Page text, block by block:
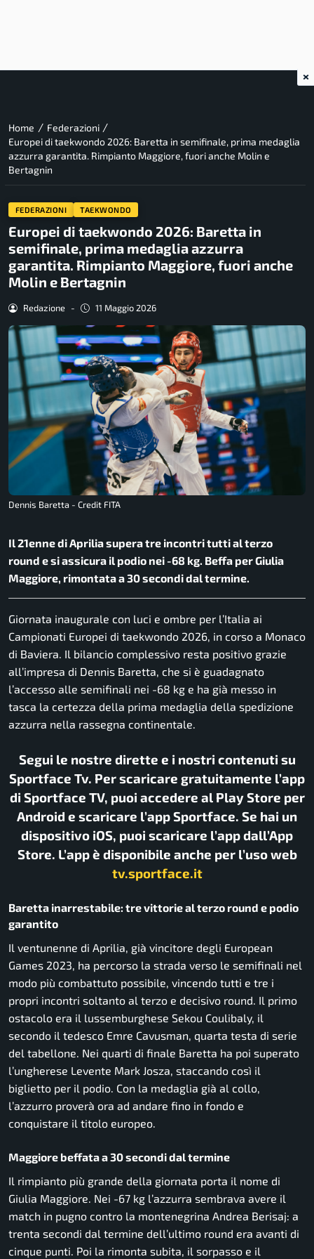
Home / Federazioni /
Europei di taekwondo 2026: Baretta in semifinale, prima medaglia
azzurra garantita. Rimpianto Maggiore, fuori anche Molin e
Bertagnin
FEDERAZIONI TAEKWONDO
Europei di taekwondo 2026: Baretta in
semifinale, prima medaglia azzurra
garantita. Rimpianto Maggiore, fuori anche
Molin e Bertagnin
Redazione - 11 Maggio 2026
Dennis Baretta - Credit FITA
Il 21enne di Aprilia supera tre incontri tutti al terzo
round e si assicura il podio nei -68 kg. Beffa per Giulia
Maggiore, rimontata a 30 secondi dal termine.
Giornata inaugurale con luci e ombre per l’Italia ai
Campionati Europei di taekwondo 2026, in corso a Monaco
di Baviera. Il bilancio complessivo resta positivo grazie
all’impresa di Dennis Baretta, che si è guadagnato
l’accesso alle semifinali nei -68 kg e ha già messo in
tasca la certezza della prima medaglia della spedizione
azzurra nella rassegna continentale.
Segui le nostre dirette e i nostri contenuti su
Sportface Tv. Per scaricare gratuitamente l’app
di Sportface TV, puoi accedere al Play Store per
Android e scaricare l’app Sportface. Se hai un
dispositivo iOS, puoi scaricare l’app dall’App
Store. L’app è disponibile anche per l’uso web
tv.sportface.it
Baretta inarrestabile: tre vittorie al terzo round e podio
garantito
Il ventunenne di Aprilia, già vincitore degli European
Games 2023, ha percorso la strada verso le semifinali nel
modo più combattuto possibile, vincendo tutti e tre i
propri incontri soltanto al terzo e decisivo round. Il primo
ostacolo era il lussemburghese Sekou Coulibaly, il
secondo il tedesco Emre Cavusman, quarta testa di serie
del tabellone. Nei quarti di finale Baretta ha poi superato
l’ungherese Levente Mark Josza, staccando così il
biglietto per il podio. Con la medaglia già al collo,
l’azzurro proverà ora ad andare fino in fondo e
conquistare il titolo europeo.
Maggiore beffata a 30 secondi dal termine
Il rimpianto più grande della giornata porta il nome di
Giulia Maggiore. Nei -67 kg l’azzurra sembrava avere il
match in pugno contro la montenegrina Andrea Berisaj: a
trenta secondi dal termine dell’ultimo round era avanti di
cinque punti. Poi la rimonta subita, il sorpasso e il
×